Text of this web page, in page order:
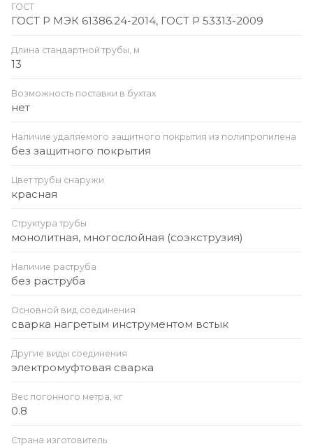
ГОСТ
ГОСТ Р МЭК 61386.24-2014, ГОСТ Р 53313-2009
Длина стандартной трубы, м
13
Возможность поставки в бухтах
нет
Наличие удаляемого защитного покрытия из полипропилена
без защитного покрытия
Цвет трубы снаружи
красная
Структура трубы
монолитная, многослойная (соэкструзия)
Наличие раструба
без раструба
Основной вид соединения
сварка нагретым инструментом встык
Другие виды соединения
электромуфтовая сварка
Вес погонного метра, кг
0.8
Страна изготовитель